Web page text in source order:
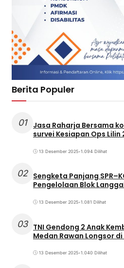
Berita Populer
01
Jasa Raharja Bersama
survei Kesiapan Ops
13 Desember 2025•1.094 Dilihat
02 Sengketa Panjang
Pengelolaan Blok
13 Desember 2025•1.081 Dilihat
03 TNI Gendong 2 Anak
Medan Rawan Longsor di
13 Desember 2025•1.040 Dilihat